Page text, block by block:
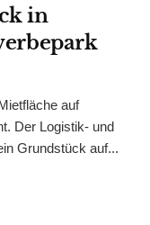
in
auf
Der Logistik- und
Grundstück auf...